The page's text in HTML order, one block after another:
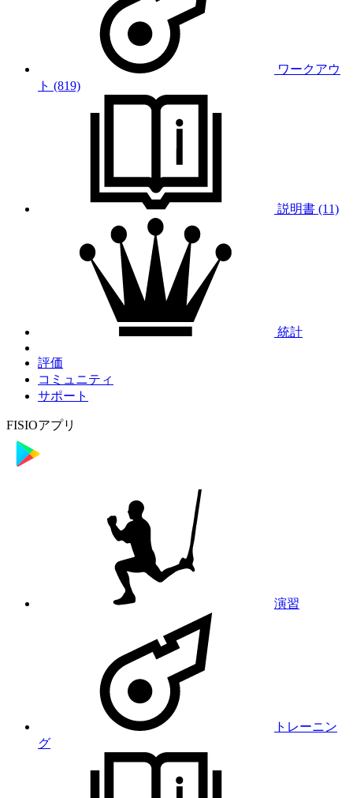
ワークアウ
ト (819)
説明書 (11)
統計
評価
コミュニティ
サポート
FISIOアプリ
演習
トレーニン
グ